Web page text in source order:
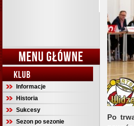
MENU GŁÓWNE
KLUB
Informacje
Historia
Sukcesy
Sezon po sezonie
Po